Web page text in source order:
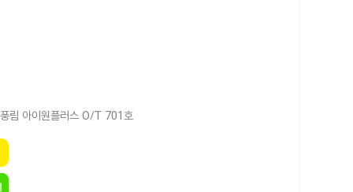
림 아이원플러스 O/T 701호